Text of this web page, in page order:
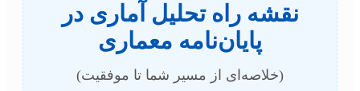
نقشه راه تحلیل آماری در
پایان‌نامه معماری
(خلاصه‌ای از مسیر شما تا موفقیت)